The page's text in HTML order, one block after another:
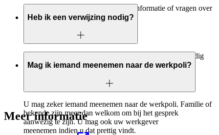
U kunt bij de werkpoli terecht voor informatie of vragen over
uw werk bij uw ziekte.
Heb ik een verwijzing nodig?
Ja, om een afspraak te maken heeft u een verwijzing nodig
van uw specialist uit het ziekenhuis.
Mag ik iemand meenemen naar de werkpoli?
U mag zeker iemand meenemen naar de werkpoli. Familie of
bekende zijn meer dan welkom om bij het gesprek
aanwezig te zijn. U mag ook uw werkgever
meenemen indien u dat prettig vindt.
Meer informatie